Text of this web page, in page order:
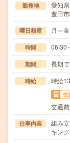
勤務地
愛知
豊田
曜日頻度 月～金
時間 06:30
期間 長期
時給 時給
交
交通
仕事内容
組み
キン